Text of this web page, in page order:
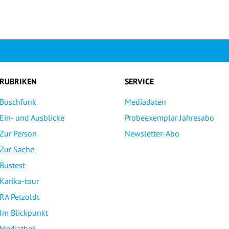
RUBRIKEN
Buschfunk
Ein- und Ausblicke
Zur Person
Zur Sache
Bustest
Karika-tour
RA Petzoldt
Im Blickpunkt
SERVICE
Mediadaten
Probeexemplar Jahresabo
Newsletter-Abo